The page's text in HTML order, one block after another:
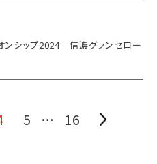
ンシップ2024 信濃グランセロー
5 … 16